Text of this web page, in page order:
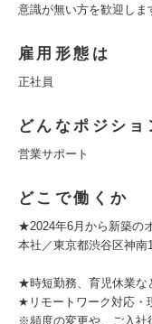
意識が無い方を歓迎しま
雇用形態は
正社員
どんなポジショ
営業サポート
どこで働くか
★2024年6月から新築の
本社／東京都渋谷区神
★時短勤務、育児休業な
★リモートワーク対応・
※頻度の変更や、ご入社